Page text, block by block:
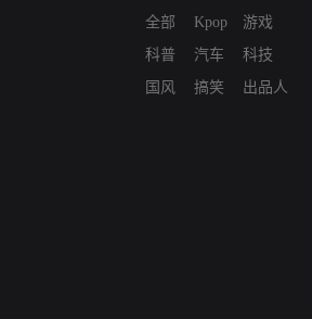
全部
科普
国风
Kpop
汽车
搞笑
游戏
科技
出品人